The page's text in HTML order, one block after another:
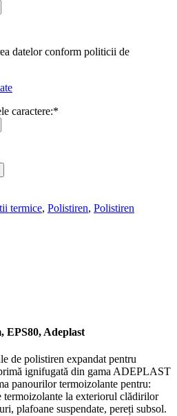
datelor conform politicii de
caractere:*
termice, Polistiren, Polistiren
EPS80, Adeplast
de polistiren expandat pentru
ignifugată din gama ADEPLAST
panourilor termoizolante pentru:
termoizolante la exteriorul clădirilor
plafoane suspendate, pereți subsol.